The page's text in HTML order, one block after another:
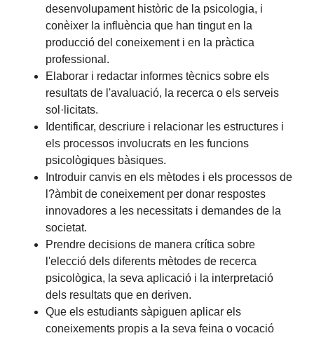
desenvolupament històric de la psicologia, i
conèixer la influència que han tingut en la
producció del coneixement i en la pràctica
professional.
Elaborar i redactar informes tècnics sobre els
resultats de l'avaluació, la recerca o els serveis
sol·licitats.
Identificar, descriure i relacionar les estructures i
els processos involucrats en les funcions
psicològiques bàsiques.
Introduir canvis en els mètodes i els processos de
l?àmbit de coneixement per donar respostes
innovadores a les necessitats i demandes de la
societat.
Prendre decisions de manera crítica sobre
l'elecció dels diferents mètodes de recerca
psicològica, la seva aplicació i la interpretació
dels resultats que en deriven.
Que els estudiants sàpiguen aplicar els
coneixements propis a la seva feina o vocació